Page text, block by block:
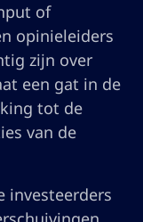
of
opinieleiders
zijn over
een gat in de
tot de
van de
investeerders